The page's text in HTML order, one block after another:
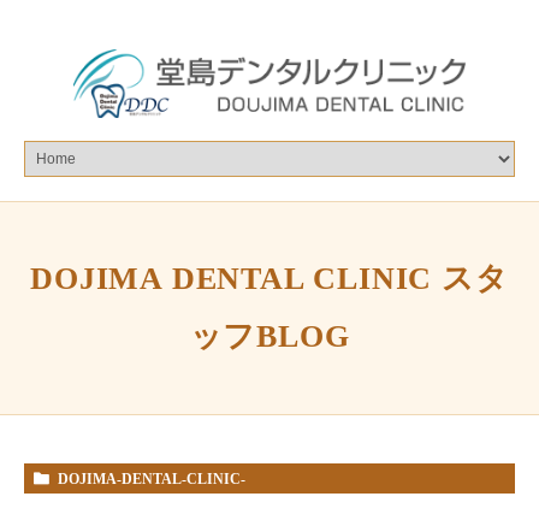
DOJIMA DENTAL CLINIC スタ
ッフBLOG
DOJIMA-DENTAL-CLINIC-